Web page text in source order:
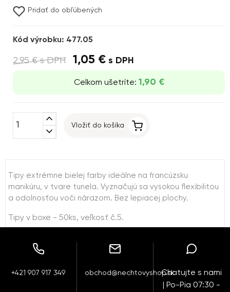
Pridať do obľúbených
Kód výrobku: 477.05
2,95 €s DPH 1,05 € s DPH
Celkom ušetríte: 1,90 €
expand_less
expand_more
Vložiť do košíka
Tipy extrémne bielej farby ideálne na francúzsku
manikúru, v tvare tunela. Vyznačujú sa vysokou flexibilitou
a odolnosťou voči nárazom. Bez lepiacej plochy.
Tipy v boxe - 50ks, veľkosť č.5.
+421 907 917 349 obchod@nechtovyshop.skChatujte s nami
| Po-Pia 07:30 -